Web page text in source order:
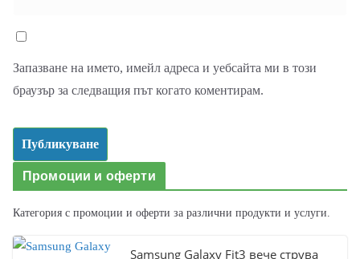
Запазване на името, имейл адреса и уебсайта ми в този
браузър за следващия път когато коментирам.
Промоции и оферти
Категория с промоции и оферти за различни продукти и услуги.
Samsung Galaxy Fit3 вече струва